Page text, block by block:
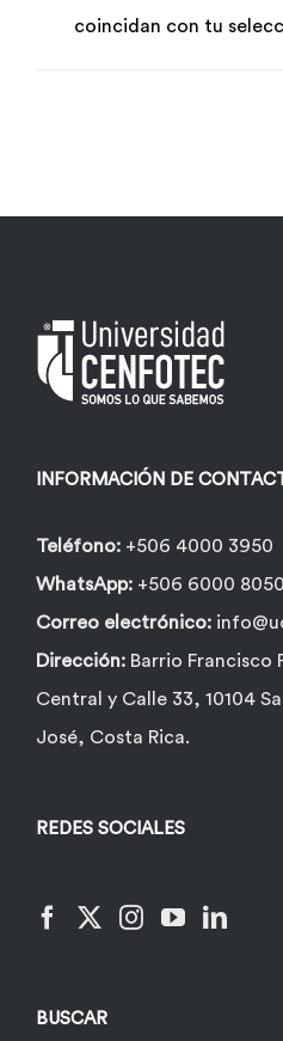
coincidan con tu
INFORMACIÓN DE
Teléfono: +506 4000 3950
WhatsApp: +506 6000 8050
Correo electrónico:
Dirección: Barrio Francisco
Central y Calle 33, 10104
José, Costa Rica.
REDES SOCIALES
BUSCAR